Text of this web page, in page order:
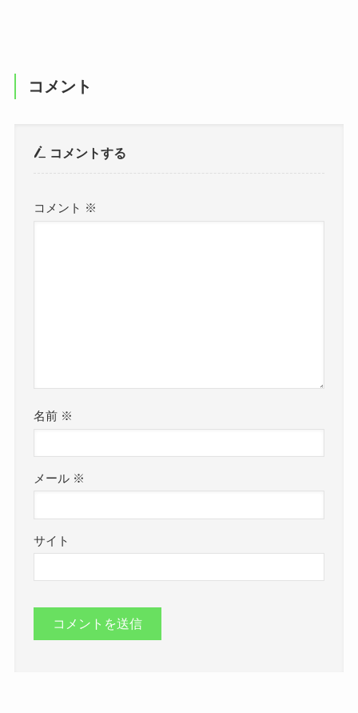
コメント
コメントする
コメント ※
名前 ※
メール ※
サイト